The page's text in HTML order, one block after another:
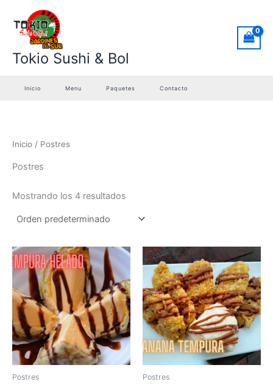
contenido
Tokio Sushi & Bol
Inicio Menu Paquetes Contacto
Inicio / Postres
Postres
Mostrando los 4 resultados
Postres Postres